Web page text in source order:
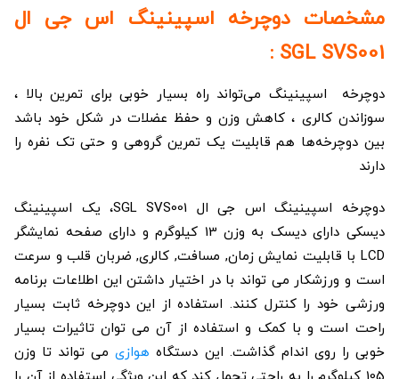
مشخصات دوچرخه اسپینینگ اس جی ال
SGL SVS001 :
دوچرخه اسپینینگ می‌تواند راه بسیار خوبی برای تمرین بالا ،
سوزاندن کالری ، کاهش وزن و حفظ عضلات در شکل خود باشد
بین دوچرخه‌ها هم قابلیت یک تمرین گروهی و حتی تک نفره را
دارند
دوچرخه اسپینینگ اس جی ال SGL SVS001، یک اسپینینگ
دیسکی دارای دیسک به وزن 13 کیلوگرم و دارای صفحه نمایشگر
LCD با قابلیت نمایش زمان, مسافت, کالری, ضربان قلب و سرعت
است و ورزشکار می تواند با در اختیار داشتن این اطلاعات برنامه
ورزشی خود را کنترل کنند. استفاده از این دوچرخه ثابت بسیار
راحت است و با کمک و استفاده از آن می توان تاثیرات بسیار
خوبی را روی اندام گذاشت. این دستگاه هوازیمی تواند تا وزن